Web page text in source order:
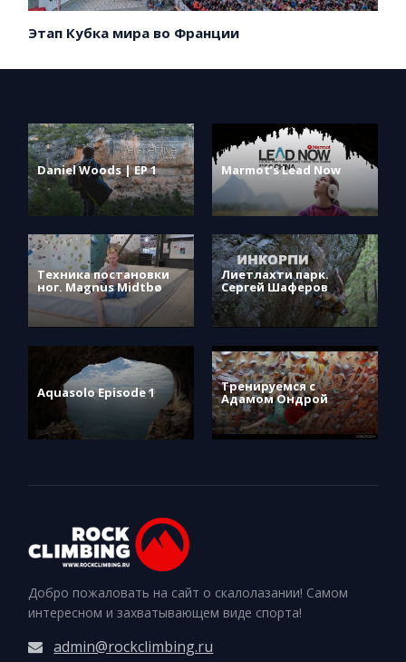
Этап Кубка мира во Франции
Daniel Woods | EP 1 Marmot’s Lead Now
Техника постановки
ног. Magnus Midtbø
Лиетлахти парк.
Сергей Шаферов
Aquasolo Episode 1 Тренируемся с
Адамом Ондрой
Добро пожаловать на сайт о скалолазании! Самом
интересном и захватывающем виде спорта!
admin@rockclimbing.ru